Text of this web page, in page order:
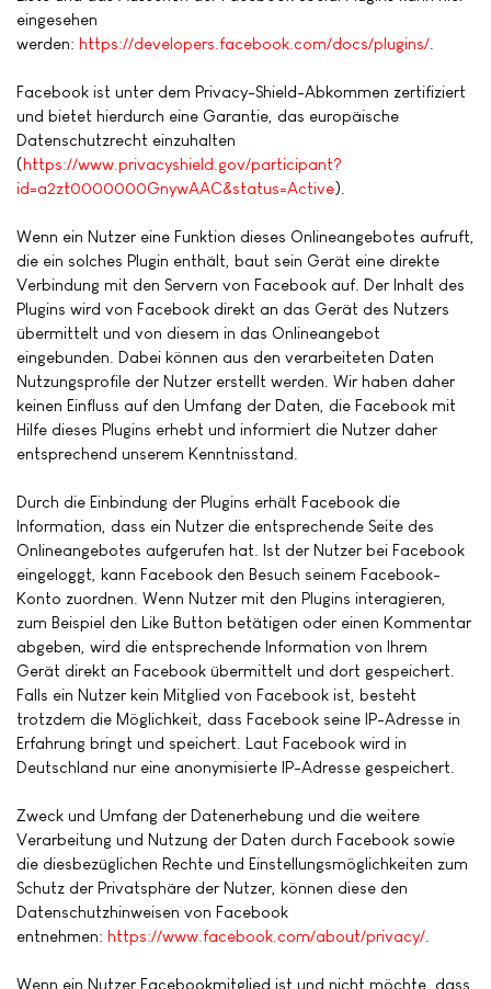
eingesehen
werden: https://developers.facebook.com/docs/plugins/
Facebook ist unter dem Privacy-Shield-Abkommen zertifiziert
und bietet hierdurch eine Garantie, das europäische
Datenschutzrecht einzuhalten
(https://www.privacyshield.gov/participant?
id=a2zt0000000GnywAAC&status=Active).
Wenn ein Nutzer eine Funktion dieses Onlineangebotes aufruft,
die ein solches Plugin enthält, baut sein Gerät eine direkte
Verbindung mit den Servern von Facebook auf. Der Inhalt des
Plugins wird von Facebook direkt an das Gerät des Nutzers
übermittelt und von diesem in das Onlineangebot
eingebunden. Dabei können aus den verarbeiteten Daten
Nutzungsprofile der Nutzer erstellt werden. Wir haben daher
keinen Einfluss auf den Umfang der Daten, die Facebook mit
Hilfe dieses Plugins erhebt und informiert die Nutzer daher
entsprechend unserem Kenntnisstand.
Durch die Einbindung der Plugins erhält Facebook die
Information, dass ein Nutzer die entsprechende Seite des
Onlineangebotes aufgerufen hat. Ist der Nutzer bei Facebook
eingeloggt, kann Facebook den Besuch seinem Facebook-
Konto zuordnen. Wenn Nutzer mit den Plugins interagieren,
zum Beispiel den Like Button betätigen oder einen Kommentar
abgeben, wird die entsprechende Information von Ihrem
Gerät direkt an Facebook übermittelt und dort gespeichert.
Falls ein Nutzer kein Mitglied von Facebook ist, besteht
trotzdem die Möglichkeit, dass Facebook seine IP-Adresse in
Erfahrung bringt und speichert. Laut Facebook wird in
Deutschland nur eine anonymisierte IP-Adresse gespeichert.
Zweck und Umfang der Datenerhebung und die weitere
Verarbeitung und Nutzung der Daten durch Facebook sowie
die diesbezüglichen Rechte und Einstellungsmöglichkeiten zum
Schutz der Privatsphäre der Nutzer, können diese den
Datenschutzhinweisen von Facebook
entnehmen: https://www.facebook.com/about/privacy/
Wenn ein Nutzer Facebookmitglied ist und nicht möchte, dass